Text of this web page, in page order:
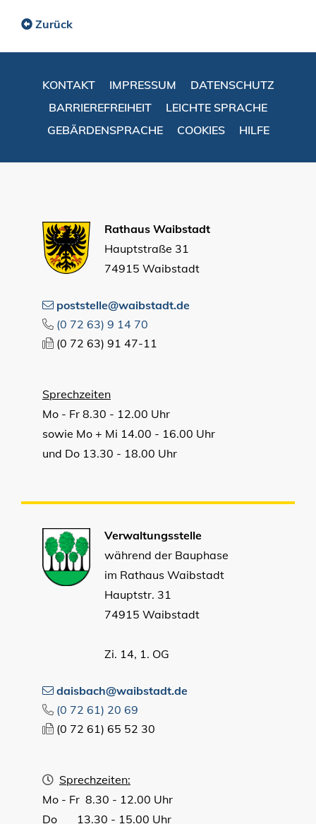
Zurück
KONTAKT IMPRESSUM
DATENSCHUTZ
BARRIEREFREIHEIT
LEICHTE SPRACHE
GEBÄRDENSPRACHE
COOKIES HILFE
Rathaus Waibstadt
Hauptstraße 31
74915 Waibstadt
poststelle@waibstadt.de
(0 72 63) 9 14 70
(0 72 63) 91 47-11
Sprechzeiten
Mo - Fr 8.30 - 12.00 Uhr
sowie Mo + Mi 14.00 - 16.00 Uhr
und Do 13.30 - 18.00 Uhr
Verwaltungsstelle
während der Bauphase
im Rathaus Waibstadt
Hauptstr. 31
74915 Waibstadt
Zi. 14, 1. OG
daisbach@waibstadt.de
(0 72 61) 20 69
(0 72 61) 65 52 30
Sprechzeiten:
Mo - Fr 8.30 - 12.00 Uhr
Do 13.30 - 15.00 Uhr